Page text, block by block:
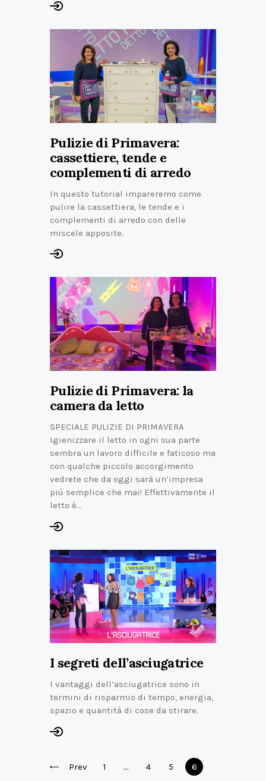
Pulizie di Primavera:
cassettiere, tende e
complementi di arredo
In questo tutorial impareremo come
pulire la cassettiera, le tende e i
complementi di arredo con delle
miscele apposite.
Pulizie di Primavera: la
camera da letto
SPECIALE PULIZIE DI PRIMAVERA
Igienizzare il letto in ogni sua parte
sembra un lavoro difficile e faticoso ma
con qualche piccolo accorgimento
vedrete che da oggi sarà un’impresa
più semplice che mai! Effettivamente il
letto è…
I segreti dell’asciugatrice
I vantaggi dell’asciugatrice sono in
termini di risparmio di tempo, energia,
spazio e quantità di cose da stirare.
Prev 1 … 4 5
6